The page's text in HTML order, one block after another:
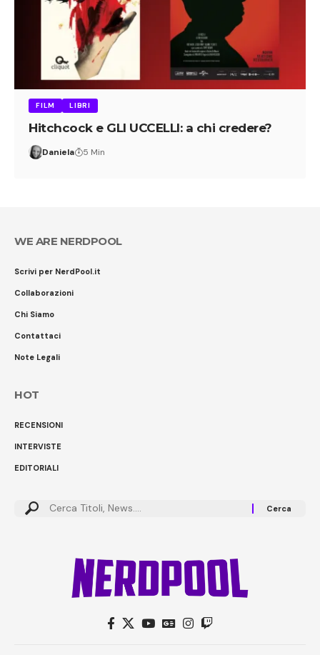
FILM LIBRI
Hitchcock e GLI UCCELLI: a chi credere?
Daniela 5 Min
WE ARE NERDPOOL
Scrivi per NerdPool.it
Collaborazioni
Chi Siamo
Contattaci
Note Legali
HOT
RECENSIONI
INTERVISTE
EDITORIALI